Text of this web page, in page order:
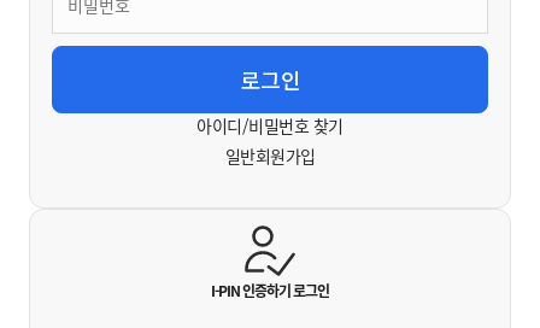
아이디/비밀번호 찾기
일반회원가입
I-PIN 인증하기로그인